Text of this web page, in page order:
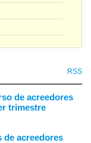
RSS
de acreedores
trimestre
de acreedores